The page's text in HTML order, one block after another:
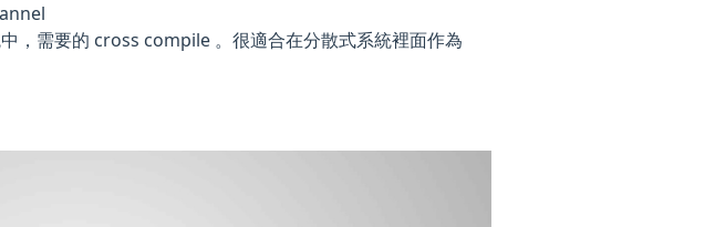
，需要的 cross compile 。很適合在分散式系統裡面作為